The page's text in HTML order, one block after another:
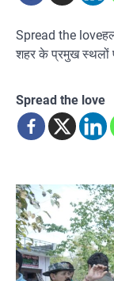
Spread the
शहर के प्रमुख स्थलों
Spread the love